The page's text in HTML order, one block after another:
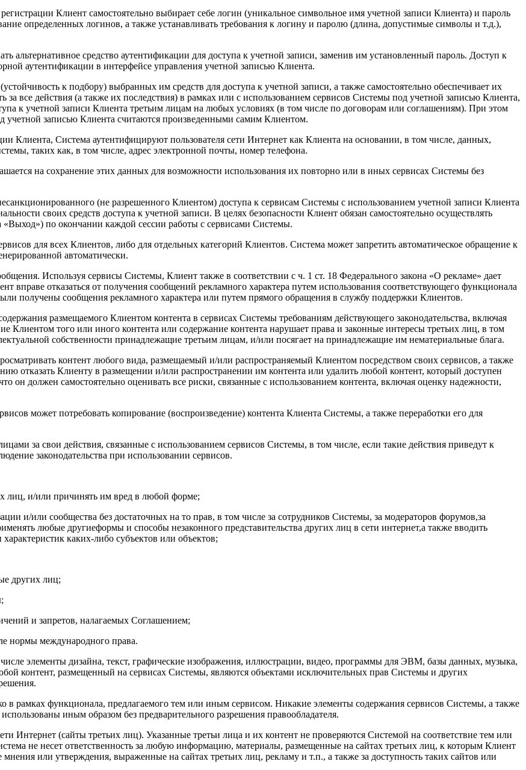
Клиент самостоятельно выбирает себе логин (уникальное символьное имя учетной записи Клиента) и пароль
определенных логинов, а также устанавливать требования к логину и паролю (длина, допустимые символы и т.д.),
альтернативное средство аутентификации для доступа к учетной записи, заменив им установленный пароль. Доступ к
аутентификации в интерфейсе управления учетной записью Клиента.
к подбору) выбранных им средств для доступа к учетной записи, а также самостоятельно обеспечивает их
за все действия (а также их последствия) в рамках или с использованием сервисов Системы под учетной записью Клиента,
к учетной записи Клиента третьим лицам на любых условиях (в том числе по договорам или соглашениям). При этом
учетной записью Клиента считаются произведенными самим Клиентом.
Клиента, Система аутентифицируют пользователя сети Интернет как Клиента на основании, в том числе, данных,
таких как, в том числе, адрес электронной почты, номер телефона.
на сохранение этих данных для возможности использования их повторно или в иных сервисах Системы без
(не разрешенного Клиентом) доступа к сервисам Системы с использованием учетной записи Клиента
своих средств доступа к учетной записи. В целях безопасности Клиент обязан самостоятельно осуществлять
по окончании каждой сессии работы с сервисами Системы.
для всех Клиентов, либо для отдельных категорий Клиентов. Система может запретить автоматическое обращение к
автоматически.
Используя сервисы Системы, Клиент также в соответствии с ч. 1 ст. 18 Федерального закона «О рекламе» дает
вправе отказаться от получения сообщений рекламного характера путем использования соответствующего функционала
получены сообщения рекламного характера или путем прямого обращения в службу поддержки Клиентов.
размещаемого Клиентом контента в сервисах Системы требованиям действующего законодательства, включая
Клиентом того или иного контента или содержание контента нарушает права и законные интересы третьих лиц, в том
собственности принадлежащие третьим лицам, и/или посягает на принадлежащие им нематериальные блага.
контент любого вида, размещаемый и/или распространяемый Клиентом посредством своих сервисов, а также
отказать Клиенту в размещении и/или распространении им контента или удалить любой контент, который доступен
он должен самостоятельно оценивать все риски, связанные с использованием контента, включая оценку надежности,
может потребовать копирование (воспроизведение) контента Клиента Системы, а также переработки его для
за свои действия, связанные с использованием сервисов Системы, в том числе, если такие действия приведут к
законодательства при использовании сервисов.
лиц, и/или причинять им вред в любой форме;
и/или сообщества без достаточных на то прав, в том числе за сотрудников Системы, за модераторов форумов,за
любые другиеформы и способы незаконного представительства других лиц в сети интернет,а также вводить
каких-либо субъектов или объектов;
других лиц;
и запретов, налагаемых Соглашением;
нормы международного права.
элементы дизайна, текст, графические изображения, иллюстрации, видео, программы для ЭВМ, базы данных, музыка,
контент, размещенный на сервисах Системы, являются объектами исключительных прав Системы и других
в рамках функционала, предлагаемого тем или иным сервисом. Никакие элементы содержания сервисов Системы, а также
иным образом без предварительного разрешения правообладателя.
Интернет (сайты третьих лиц). Указанные третьи лица и их контент не проверяются Системой на соответствие тем или
не несет ответственность за любую информацию, материалы, размещенные на сайтах третьих лиц, к которым Клиент
или утверждения, выраженные на сайтах третьих лиц, рекламу и т.п., а также за доступность таких сайтов или